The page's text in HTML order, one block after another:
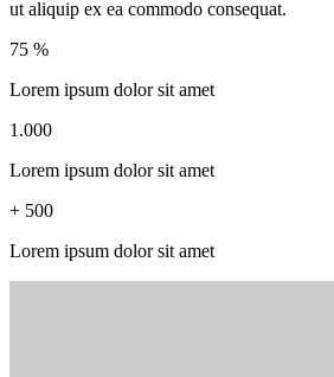
ut aliquip ex ea commodo consequat.
75 %
Lorem ipsum dolor sit amet
1.000
Lorem ipsum dolor sit amet
+ 500
Lorem ipsum dolor sit amet